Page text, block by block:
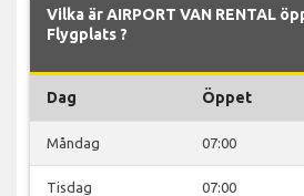
Vilka är AIRPORT VAN RENTAL
Flygplats ?
Dag Öppet
Måndag 07:00
Tisdag 07:00